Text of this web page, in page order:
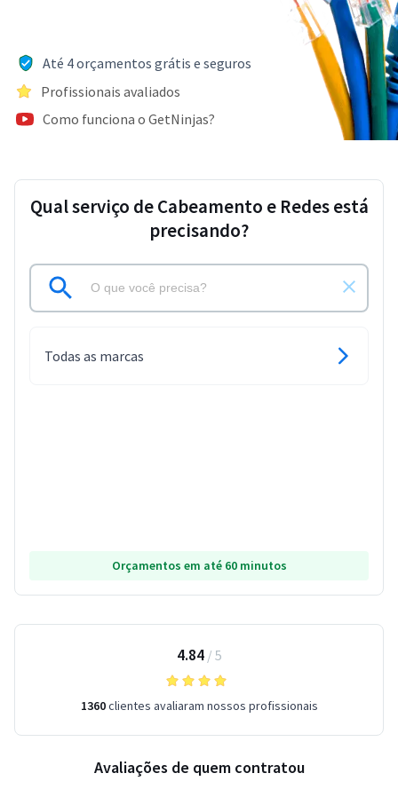
Até 4 orçamentos grátis e seguros
Profissionais avaliados
Como funciona o GetNinjas?
Qual serviço de Cabeamento e Redes está
precisando?
Todas as marcas
Orçamentos em até 60 minutos
4.84/ 5
1360clientes avaliaram nossos profissionais
Avaliações de quem contratou